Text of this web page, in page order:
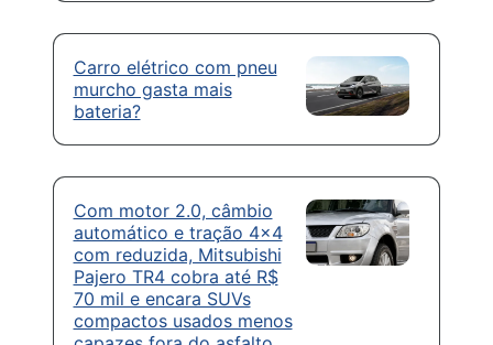
Carro elétrico com pneu
murcho gasta mais
bateria?
Com motor 2.0, câmbio
automático e tração 4×4
com reduzida, Mitsubishi
Pajero TR4 cobra até R$
70 mil e encara SUVs
compactos usados menos